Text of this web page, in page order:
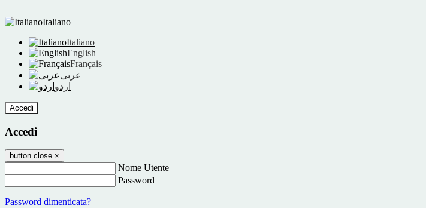
Italiano
Italiano
English
Français
عربى
اردو
Accedi
Accedi
button close ×
Nome Utente
Password
Password dimenticata?